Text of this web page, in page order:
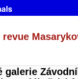
galerie